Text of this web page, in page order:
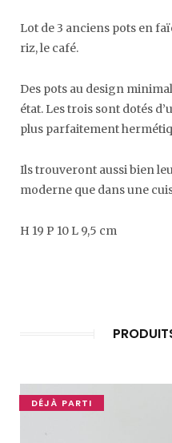
Lot de 3 anciens pots en
riz, le café.
Des pots au design
état. Les trois sont dotés
plus parfaitement
Ils trouveront aussi bien
moderne que dans une
H 19 P 10 L 9,5 cm
DÉJÀ PARTI